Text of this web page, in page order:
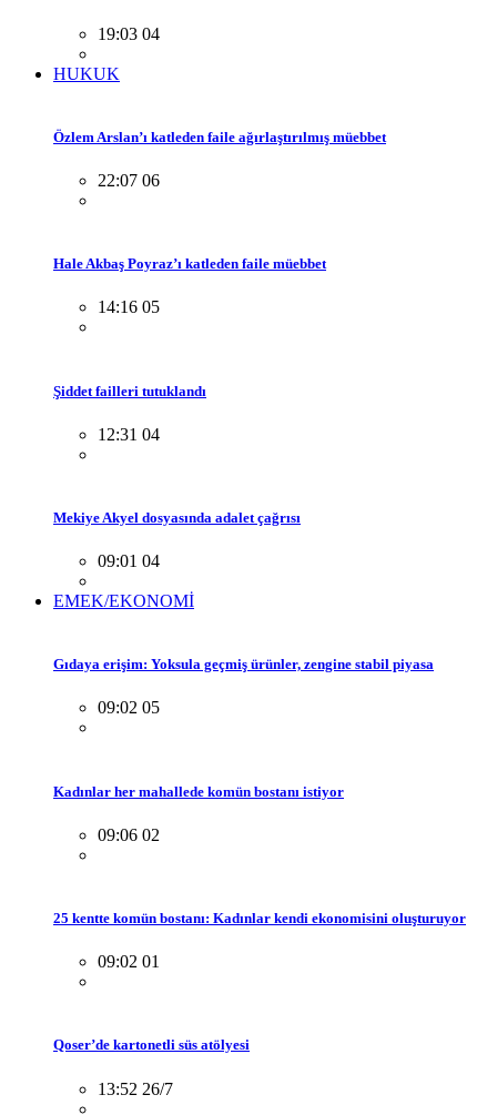
19:03 04
HUKUK
Özlem Arslan’ı katleden faile ağırlaştırılmış müebbet
22:07 06
Hale Akbaş Poyraz’ı katleden faile müebbet
14:16 05
Şiddet failleri tutuklandı
12:31 04
Mekiye Akyel dosyasında adalet çağrısı
09:01 04
EMEK/EKONOMİ
Gıdaya erişim: Yoksula geçmiş ürünler, zengine stabil piyasa
09:02 05
Kadınlar her mahallede komün bostanı istiyor
09:06 02
25 kentte komün bostanı: Kadınlar kendi ekonomisini oluşturuyor
09:02 01
Qoser’de kartonetli süs atölyesi
13:52 26/7